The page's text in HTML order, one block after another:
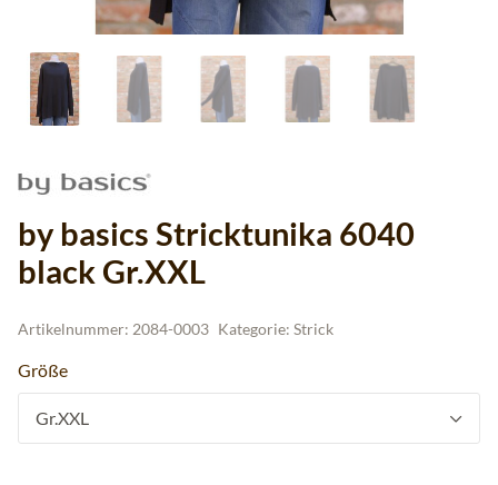
by basics Stricktunika 6040
black Gr.XXL
Artikelnummer: 2084-0003 Kategorie: Strick
Größe
Gr.XXL